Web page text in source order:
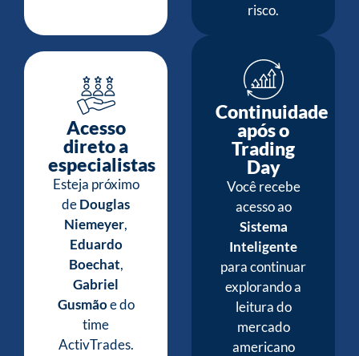
risco.
Acesso
direto a
especialistas
Esteja próximo
deDouglas
Niemeyer,
Eduardo
Boechat,
Gabriel
Gusmãoe do
time
ActivTrades.
Continuidade
após o
Trading
Day
Você recebe
acesso ao
Sistema
Inteligente
para continuar
explorando a
leitura do
mercado
americano